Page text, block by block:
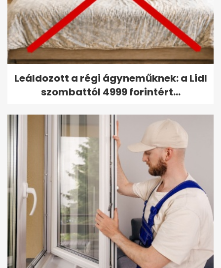
Leáldozott a régi ágyneműknek: a Lidl
szombattól 4999 forintért...